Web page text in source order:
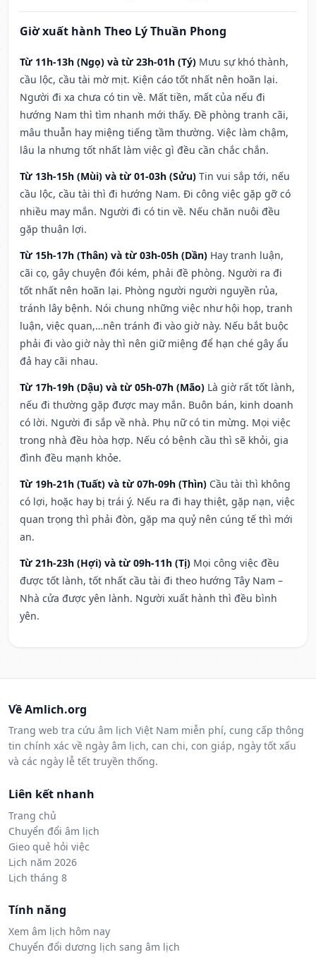
Giờ xuất hành Theo Lý Thuần Phong
Từ 11h-13h (Ngọ) và từ 23h-01h (Tý) Mưu sự khó thành,
cầu lộc, cầu tài mờ mịt. Kiện cáo tốt nhất nên hoãn lại.
Người đi xa chưa có tin về. Mất tiền, mất của nếu đi
hướng Nam thì tìm nhanh mới thấy. Đề phòng tranh cãi,
mâu thuẫn hay miệng tiếng tầm thường. Việc làm chậm,
lâu la nhưng tốt nhất làm việc gì đều cần chắc chắn.
Từ 13h-15h (Mùi) và từ 01-03h (Sửu) Tin vui sắp tới, nếu
cầu lộc, cầu tài thì đi hướng Nam. Đi công việc gặp gỡ có
nhiều may mắn. Người đi có tin về. Nếu chăn nuôi đều
gặp thuận lợi.
Từ 15h-17h (Thân) và từ 03h-05h (Dần) Hay tranh luận,
cãi cọ, gây chuyện đói kém, phải đề phòng. Người ra đi
tốt nhất nên hoãn lại. Phòng người người nguyền rủa,
tránh lây bệnh. Nói chung những việc như hội họp, tranh
luận, việc quan,…nên tránh đi vào giờ này. Nếu bắt buộc
phải đi vào giờ này thì nên giữ miệng để hạn ché gây ẩu
đả hay cãi nhau.
Từ 17h-19h (Dậu) và từ 05h-07h (Mão) Là giờ rất tốt lành,
nếu đi thường gặp được may mắn. Buôn bán, kinh doanh
có lời. Người đi sắp về nhà. Phụ nữ có tin mừng. Mọi việc
trong nhà đều hòa hợp. Nếu có bệnh cầu thì sẽ khỏi, gia
đình đều mạnh khỏe.
Từ 19h-21h (Tuất) và từ 07h-09h (Thìn) Cầu tài thì không
có lợi, hoặc hay bị trái ý. Nếu ra đi hay thiệt, gặp nạn, việc
quan trọng thì phải đòn, gặp ma quỷ nên cúng tế thì mới
an.
Từ 21h-23h (Hợi) và từ 09h-11h (Tị) Mọi công việc đều
được tốt lành, tốt nhất cầu tài đi theo hướng Tây Nam –
Nhà cửa được yên lành. Người xuất hành thì đều bình
yên.
Về Amlich.org
Trang web tra cứu âm lịch Việt Nam miễn phí, cung cấp thông
tin chính xác về ngày âm lịch, can chi, con giáp, ngày tốt xấu
và các ngày lễ tết truyền thống.
Liên kết nhanh
Trang chủ
Chuyển đổi âm lịch
Gieo quẻ hỏi việc
Lịch năm 2026
Lịch tháng 8
Tính năng
Xem âm lịch hôm nay
Chuyển đổi dương lịch sang âm lịch